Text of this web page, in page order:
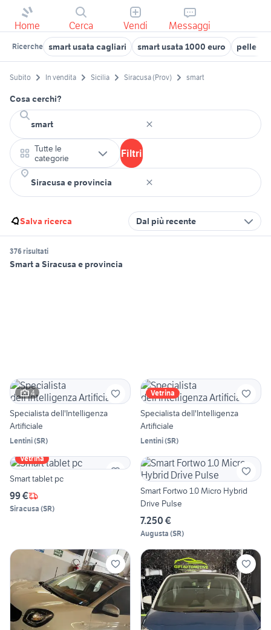
Home Cerca Vendi Messaggi
Ricerche smart usata cagliari smart usata 1000 euro pelle
Subito In vendita Sicilia Siracusa (Prov) smart
Cosa cerchi?
Tutte le
categorie
Filtri
Salva ricerca Dal più recente
376 risultati
Smart a Siracusa e provincia
4
Specialista dell'Intelligenza
Artificiale
Lentini(SR)
Vetrina
Specialista dell'Intelligenza
Artificiale
Lentini(SR)
Vetrina
Smart tablet pc
99 €
Siracusa (SR)
Smart Fortwo 1.0 Micro Hybrid
Drive Pulse
7.250 €
Augusta (SR)